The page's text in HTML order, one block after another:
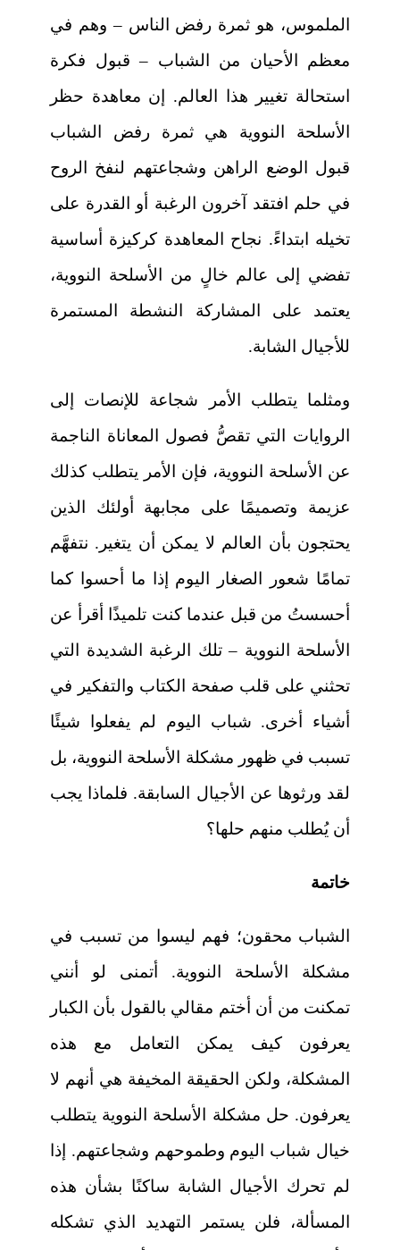
الملموس، هو ثمرة رفض الناس – وهم في
معظم الأحيان من الشباب – قبول فكرة
استحالة تغيير هذا العالم. إن معاهدة حظر
الأسلحة النووية هي ثمرة رفض الشباب
قبول الوضع الراهن وشجاعتهم لنفخ الروح
في حلم افتقد آخرون الرغبة أو القدرة على
تخيله ابتداءً. نجاح المعاهدة كركيزة أساسية
تفضي إلى عالم خالٍ من الأسلحة النووية،
يعتمد على المشاركة النشطة المستمرة
للأجيال الشابة.
ومثلما يتطلب الأمر شجاعة للإنصات إلى
الروايات التي تقصُّ فصول المعاناة الناجمة
عن الأسلحة النووية، فإن الأمر يتطلب كذلك
عزيمة وتصميمًا على مجابهة أولئك الذين
يحتجون بأن العالم لا يمكن أن يتغير. نتفهَّم
تمامًا شعور الصغار اليوم إذا ما أحسوا كما
أحسستُ من قبل عندما كنت تلميذًا أقرأ عن
الأسلحة النووية – تلك الرغبة الشديدة التي
تحثني على قلب صفحة الكتاب والتفكير في
أشياء أخرى. شباب اليوم لم يفعلوا شيئًا
تسبب في ظهور مشكلة الأسلحة النووية، بل
لقد ورثوها عن الأجيال السابقة. فلماذا يجب
أن يُطلب منهم حلها؟
خاتمة
الشباب محقون؛ فهم ليسوا من تسبب في
مشكلة الأسلحة النووية. أتمنى لو أنني
تمكنت من أن أختم مقالي بالقول بأن الكبار
يعرفون كيف يمكن التعامل مع هذه
المشكلة، ولكن الحقيقة المخيفة هي أنهم لا
يعرفون. حل مشكلة الأسلحة النووية يتطلب
خيال شباب اليوم وطموحهم وشجاعتهم. إذا
لم تحرك الأجيال الشابة ساكنًا بشأن هذه
المسألة، فلن يستمر التهديد الذي تشكله